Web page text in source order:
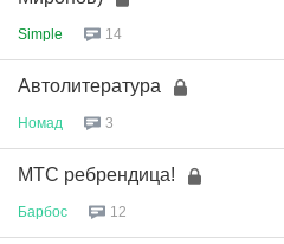
Simple 14
Автолитература
Номад 3
МТС ребрендица!
Барбос 12